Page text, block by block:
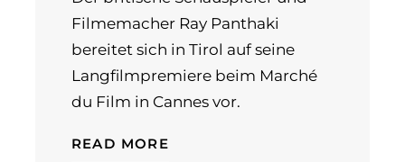
Filmemacher Ray Panthaki
bereitet sich in Tirol auf seine
Langfilmpremiere beim Marché
du Film in Cannes vor.
READ MORE